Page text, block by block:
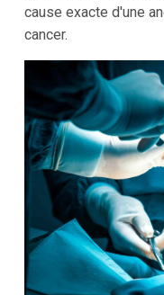
cause exacte d'une
cancer.